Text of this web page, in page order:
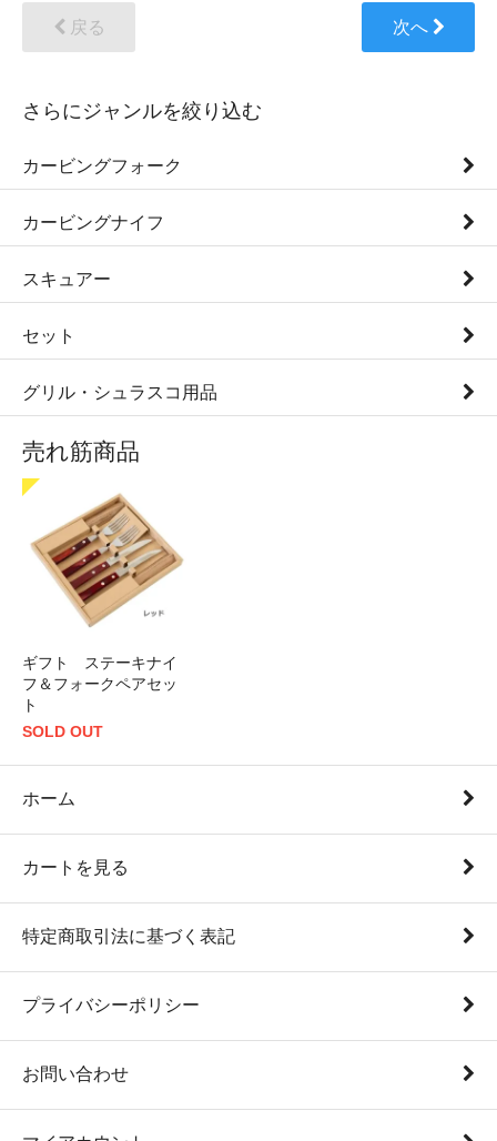
戻る 次へ
さらにジャンルを絞り込む
カービングフォーク
カービングナイフ
スキュアー
セット
グリル・シュラスコ用品
売れ筋商品
ギフト ステーキナイ
フ＆フォークペアセッ
ト
SOLD OUT
ホーム
カートを見る
特定商取引法に基づく表記
プライバシーポリシー
お問い合わせ